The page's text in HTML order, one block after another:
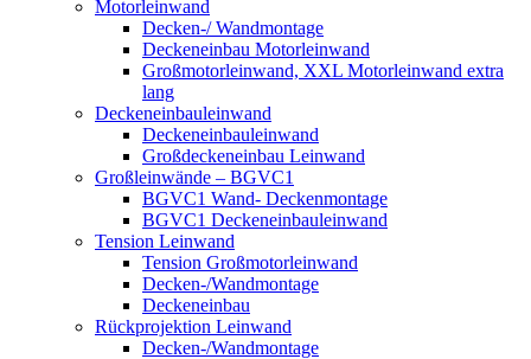
Motorleinwand
Decken-/ Wandmontage
Deckeneinbau Motorleinwand
Großmotorleinwand, XXL Motorleinwand extra
lang
Deckeneinbauleinwand
Deckeneinbauleinwand
Großdeckeneinbau Leinwand
Großleinwände – BGVC1
BGVC1 Wand- Deckenmontage
BGVC1 Deckeneinbauleinwand
Tension Leinwand
Tension Großmotorleinwand
Decken-/Wandmontage
Deckeneinbau
Rückprojektion Leinwand
Decken-/Wandmontage